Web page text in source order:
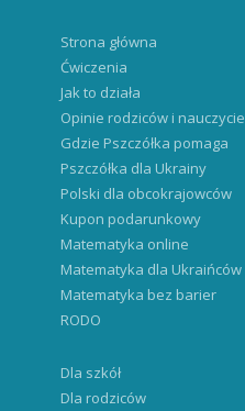
Strona główna
Ćwiczenia
Jak to działa
Opinie rodziców i
Gdzie Pszczółka pomaga
Pszczółka dla Ukrainy
Polski dla obcokrajowców
Kupon podarunkowy
Matematyka online
Matematyka dla Ukraińców
Matematyka bez barier
RODO
Dla szkół
Dla rodziców